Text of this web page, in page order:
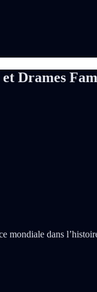
et Drames
mondiale dans